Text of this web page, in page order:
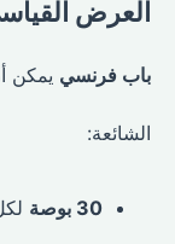
العرض
باب فرنسييمكن أن
الشائعة:
30 بوصة لكل